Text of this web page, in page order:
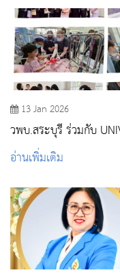
13 Jan 2026
วพบ.สระบุรี ร่วมกับ
เรียนรู้ด้านการพยาบาล
อ่านเพิ่มเติม